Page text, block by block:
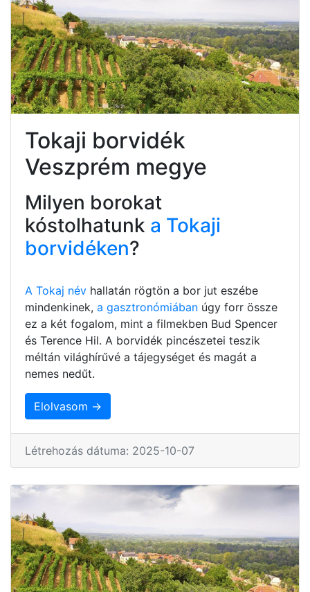
Tokaji borvidék
Veszprém megye
Milyen borokat
kóstolhatunk a Tokaji
borvidéken?
A Tokaj név hallatán rögtön a bor jut eszébe
mindenkinek, a gasztronómiában úgy forr össze
ez a két fogalom, mint a filmekben Bud Spencer
és Terence Hil. A borvidék pincészetei teszik
méltán világhírűvé a tájegységet és magát a
nemes nedűt.
Elolvasom →
Létrehozás dátuma: 2025-10-07